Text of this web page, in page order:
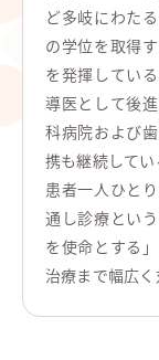
ど多岐にわた
の学位を取得
を発揮してい
導医として後
科病院および
携も継続してい
患者一人ひと
通し診療とい
を使命とする
治療まで幅広く